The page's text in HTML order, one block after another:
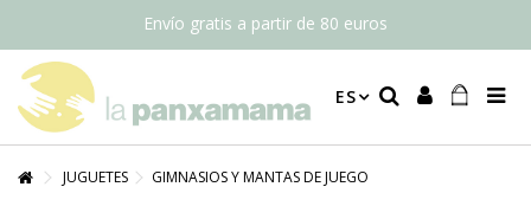
Envío gratis a partir de 80 euros
ES
JUGUETES GIMNASIOS Y MANTAS DE JUEGO